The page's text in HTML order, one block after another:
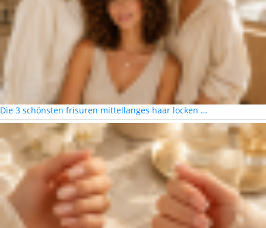
Die 3 schönsten frisuren mittellanges haar locken …